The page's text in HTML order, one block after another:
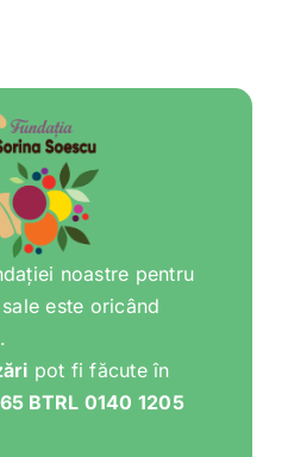
naturale
fructele
noastre pentru
este oricând
pot fi făcute în
BTRL 0140 1205